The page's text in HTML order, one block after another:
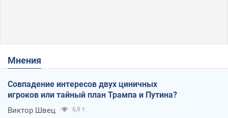
Мнения
Совпадение интересов двух циничных
игроков или тайный план Трампа и Путина?
Виктор Швец 6,9 т.